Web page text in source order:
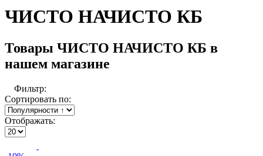
ЧИСТО НАЧИСТО КБ
Товары ЧИСТО НАЧИСТО КБ в
нашем магазине
Фильтр:
Сортировать по:
Отображать: